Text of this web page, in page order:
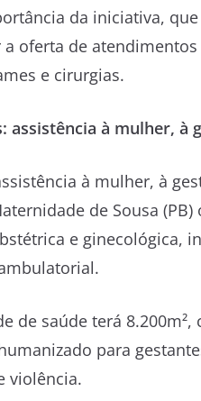
da iniciativa,
oferta de
e cirurgias.
assistência à mulher, à
à mulher, à
de Sousa
e ginecológica,
de saúde terá
para
violência.